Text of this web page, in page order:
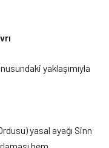
yaklaşımıyla
yasal ayağı Sinn